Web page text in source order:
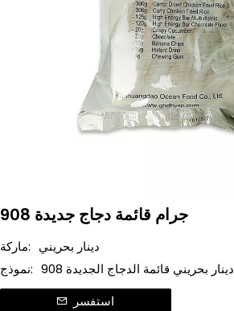
908 جرام قائمة دجاج جديدة
ماركة: دينار بحريني
نموذج:
908 دينار بحريني قائمة الدجاج الجديدة
استفسر